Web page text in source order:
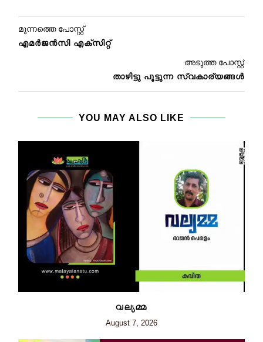
മുന്നത്തെ പോസ്റ്റ്
എമര്‍ജന്‍സി എക്സിറ്റ്
അടുത്ത പോസ്റ്റ്
താഴിട്ടു പൂട്ടുന്ന സ്വകാര്യങ്ങൾ
YOU MAY ALSO LIKE
വല്യമ്മ
August 7, 2026